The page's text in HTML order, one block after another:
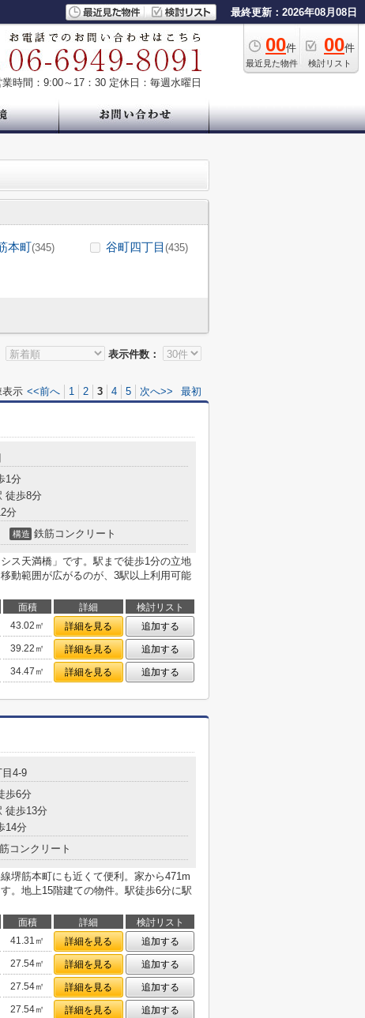
最終更新：2026年08月08日
00件
最近見た物件
00件
検討リスト
業時間：9:00～17：30 定休日：毎週水曜日
本町(345) 谷町四丁目 (435)
表示件数：
表示 <<前へ 1 2 3 4 5 次へ>> 最初
1分
徒歩8分
分
構造 鉄筋コンクリート
ス天満橋」です。駅まで徒歩1分の立地
動範囲が広がるのが、3駅以上利用可能
面積 詳細
検討リスト
43.02㎡ 詳細を見る
追加する
39.22㎡ 詳細を見る
追加する
34.47㎡ 詳細を見る 追加する
目4-9
歩6分
徒歩13分
14分
コンクリート
堺筋本町にも近くて便利。家から471m
。地上15階建ての物件。駅徒歩6分に駅
面積 詳細
検討リスト
41.31㎡ 詳細を見る
追加する
27.54㎡ 詳細を見る
追加する
27.54㎡ 詳細を見る
追加する
27.54㎡ 詳細を見る 追加する